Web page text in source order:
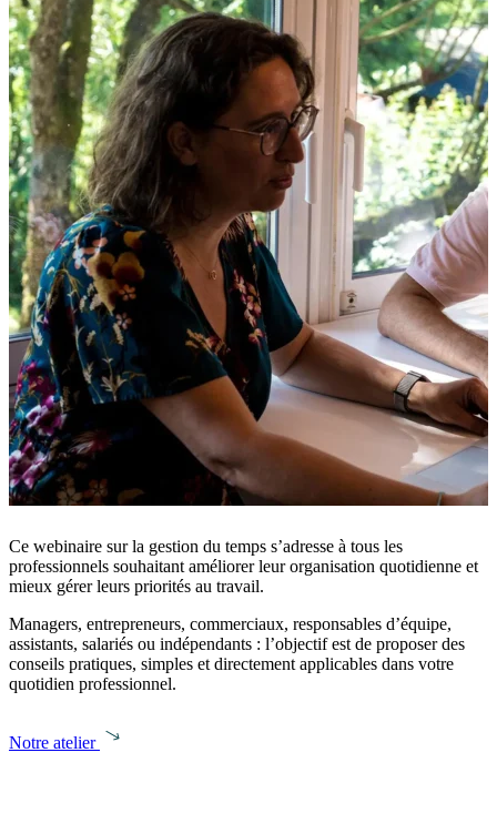
Ce webinaire sur la gestion du temps s’adresse à tous les
professionnels souhaitant améliorer leur organisation quotidienne et
mieux gérer leurs priorités au travail.
Managers, entrepreneurs, commerciaux, responsables d’équipe,
assistants, salariés ou indépendants : l’objectif est de proposer des
conseils pratiques, simples et directement applicables dans votre
quotidien professionnel.
Notre atelier